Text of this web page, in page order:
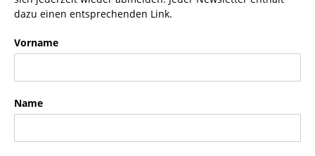
dazu einen entsprechenden Link.
Vorname
Name